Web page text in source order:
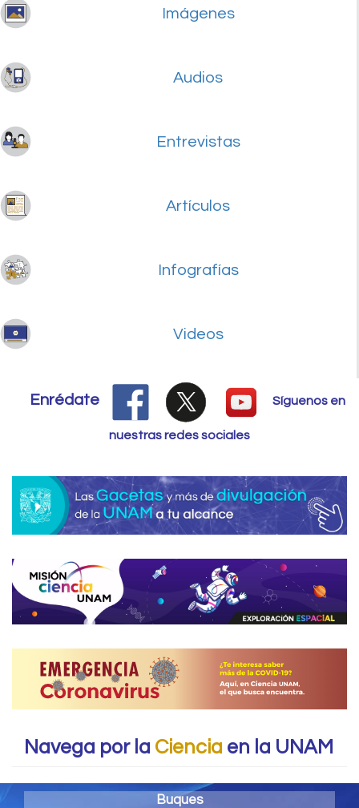
Imágenes
Audios
Entrevistas
Artículos
Infografías
Videos
Enrédate Síguenos en
nuestras redes sociales
Navega por la Ciencia en la UNAM
Buques